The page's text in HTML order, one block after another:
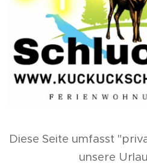
Diese Seite umfasst
unsere